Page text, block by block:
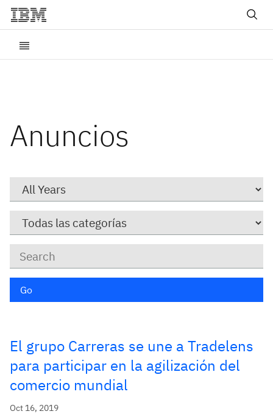
Anuncios
Go
El grupo Carreras se une a Tradelens
para participar en la agilización del
comercio mundial
Oct 16, 2019